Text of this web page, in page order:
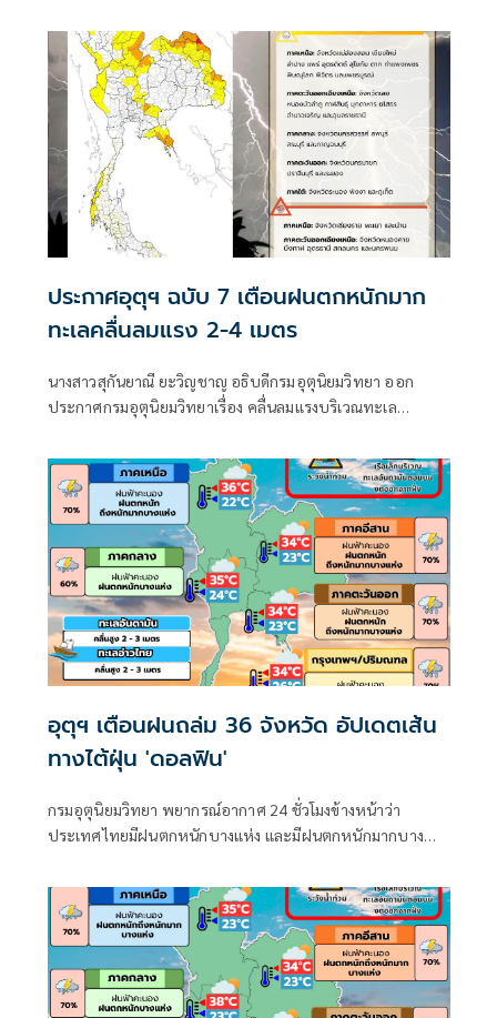
ตอนบนคลื่นสูง 2-3 เมตร เรือเล็กควรงดออกจากฝั่ง ส่วนไต้ฝุ่น
“ดอลฟิน” ไม่เข้าไทย
ประกาศอุตุฯ ฉบับ 7 เตือนฝนตกหนักมาก
ทะเลคลื่นลมแรง 2-4 เมตร
นางสาวสุกันยาณี ยะวิญชาญ อธิบดีกรมอุตุนิยมวิทยา ออก
ประกาศกรมอุตุนิยมวิทยาเรื่อง คลื่นลมแรงบริเวณทะเล
มากบริเวณประเทศไทย
อุตุฯ เตือนฝนถล่ม 36 จังหวัด อัปเดตเส้น
ทางไต้ฝุ่น 'ดอลฟิน'
กรมอุตุนิยมวิทยา พยากรณ์อากาศ 24 ชั่วโมงข้างหน้าว่า
ประเทศไทยมีฝนตกหนักบางแห่ง และมีฝนตกหนักมากบาง